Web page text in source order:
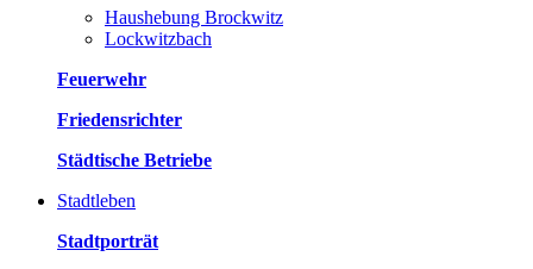
Haushebung Brockwitz
Lockwitzbach
Feuerwehr
Friedensrichter
Städtische Betriebe
Stadtleben
Stadtporträt